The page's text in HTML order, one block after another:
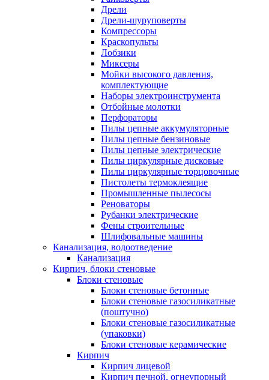
Дрели
Дрели-шуруповерты
Компрессоры
Краскопульты
Лобзики
Миксеры
Мойки высокого давления,
комплектующие
Наборы электроинструмента
Отбойные молотки
Перфораторы
Пилы цепные аккумуляторные
Пилы цепные бензиновые
Пилы цепные электрические
Пилы циркулярные дисковые
Пилы циркулярные торцовочные
Пистолеты термоклеящие
Промышленные пылесосы
Реноваторы
Рубанки электрические
Фены строительные
Шлифовальные машины
Канализация, водоотведение
Канализация
Кирпич, блоки стеновые
Блоки стеновые
Блоки стеновые бетонные
Блоки стеновые газосиликатные
(поштучно)
Блоки стеновые газосиликатные
(упаковки)
Блоки стеновые керамические
Кирпич
Кирпич лицевой
Кирпич печной, огнеупорный